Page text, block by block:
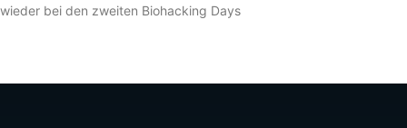
wieder bei den zweiten Biohacking Days